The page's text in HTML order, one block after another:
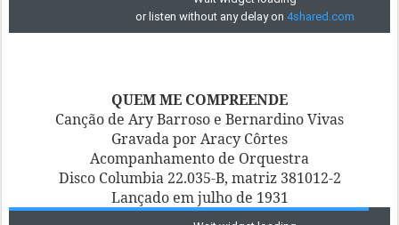
QUEM ME COMPREENDE
Canção de Ary Barroso e Bernardino Vivas
Gravada por Aracy Côrtes
Acompanhamento de Orquestra
Disco Columbia 22.035-B, matriz 381012-2
Lançado em julho de 1931